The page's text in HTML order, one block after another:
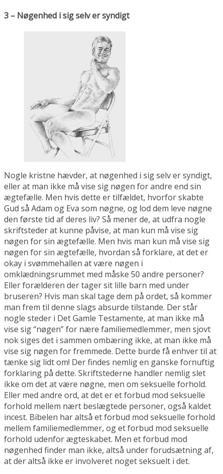
3 – Nøgenhed i sig selv er syndigt
Nogle kristne hævder, at nøgenhed i sig selv er syndigt,
eller at man ikke må vise sig nøgen for andre end sin
ægtefælle. Men hvis dette er tilfældet, hvorfor skabte
Gud så Adam og Eva som nøgne, og lod dem leve nøgne
den første tid af deres liv? Så mener de, at udfra nogle
skriftsteder at kunne påvise, at man kun må vise sig
nøgen for sin ægtefælle. Men hvis man kun må vise sig
nøgen for sin ægtefælle, hvordan så forklare, at det er
okay i svømmehallen at være nøgen i
omklædningsrummet med måske 50 andre personer?
Eller forælderen der tager sit lille barn med under
bruseren? Hvis man skal tage dem på ordet, så kommer
man frem til denne slags absurde tilstande. Der står
nogle steder i Det Gamle Testamente, at man ikke må
vise sig “nøgen” for nære familiemedlemmer, men sjovt
nok siges det i sammen ombæring ikke, at man ikke må
vise sig nøgen for fremmede. Dette burde få enhver til at
tænke sig lidt om! Der findes nemlig en ganske fornuftig
forklaring på dette. Skriftstederne handler nemlig slet
ikke om det at være nøgne, men om seksuelle forhold.
Eller med andre ord, at det er et forbud mod seksuelle
forhold mellem nært beslægtede personer, også kaldet
incest. Bibelen har altså et forbud mod seksuelle forhold
mellem familiemedlemmer, og et forbud mod seksuelle
forhold udenfor ægteskabet. Men et forbud mod
nøgenhed finder man ikke, altså under forudsætning af,
at der altså ikke er involveret noget seksuelt i det.